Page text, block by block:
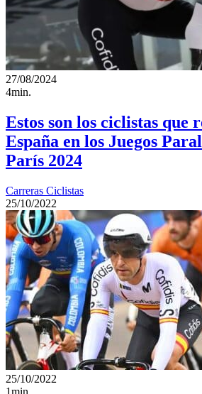
27/08/2024
4min.
Estos son los ciclistas que
España en los Juegos
París 2024
Carreras Ciclistas
25/10/2022
25/10/2022
1min.